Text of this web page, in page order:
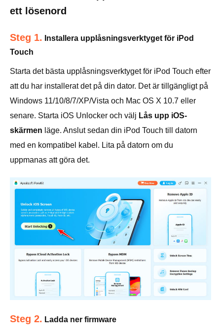
ett lösenord
Steg 1. Installera upplåsningsverktyget för iPod
Touch
Starta det bästa upplåsningsverktyget för iPod Touch efter
att du har installerat det på din dator. Det är tillgängligt på
Windows 11/10/8/7/XP/Vista och Mac OS X 10.7 eller
senare. Starta iOS Unlocker och välj Lås upp iOS-
skärmen läge. Anslut sedan din iPod Touch till datorn
med en kompatibel kabel. Lita på datorn om du
uppmanas att göra det.
Steg 2. Ladda ner firmware